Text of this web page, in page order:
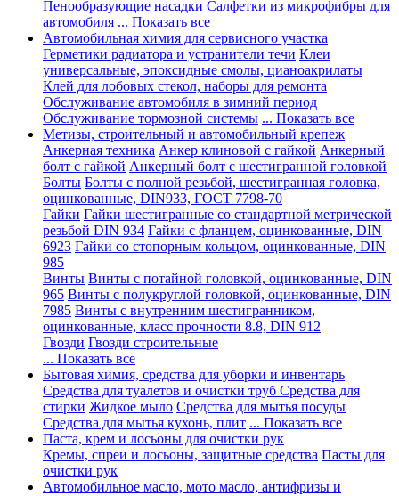
Пенообразующие насадки Салфетки из микрофибры для
автомобиля ... Показать все
Автомобильная химия для сервисного участка
Герметики радиатора и устранители течи Клеи
универсальные, эпоксидные смолы, цианоакрилаты
Клей для лобовых стекол, наборы для ремонта
Обслуживание автомобиля в зимний период
Обслуживание тормозной системы ... Показать все
Метизы, строительный и автомобильный крепеж
Анкерная техника Анкер клиновой с гайкой Анкерный
болт с гайкой Анкерный болт с шестигранной головкой
Болты Болты с полной резьбой, шестигранная головка,
оцинкованные, DIN933, ГОСТ 7798-70
Гайки Гайки шестигранные со стандартной метрической
резьбой DIN 934 Гайки с фланцем, оцинкованные, DIN
6923 Гайки со стопорным кольцом, оцинкованные, DIN
985
Винты Винты с потайной головкой, оцинкованные, DIN
965 Винты с полукруглой головкой, оцинкованные, DIN
7985 Винты с внутренним шестигранником,
оцинкованные, класс прочности 8.8, DIN 912
Гвозди Гвозди строительные
... Показать все
Бытовая химия, средства для уборки и инвентарь
Средства для туалетов и очистки труб Средства для
стирки Жидкое мыло Средства для мытья посуды
Средства для мытья кухонь, плит ... Показать все
Паста, крем и лосьоны для очистки рук
Кремы, спреи и лосьоны, защитные средства Пасты для
очистки рук
Автомобильное масло, мото масло, антифризы и